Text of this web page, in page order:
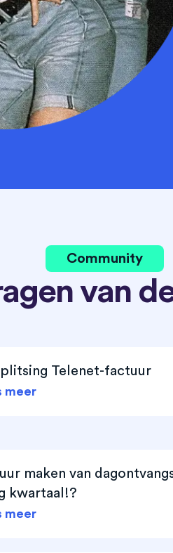
Community
van
Telenet-factuur
meer
maken van
kwartaal!?
meer